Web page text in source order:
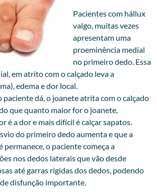
Pacientes com hállux
valgo, muitas vezes
apresentam uma
proeminência medial
no primeiro dedo. Essa
em atrito com o calçado leva a
edema e dor local.
paciente dá, o joanete atrita com o calçado
que quanto maior for o joanete,
é a dor e mais difícil é calçar sapatos.
do primeiro dedo aumenta e que a
permanece, o paciente começa a
nos dedos laterais que vão desde
até garras rígidas dos dedos, podendo
disfunção importante.